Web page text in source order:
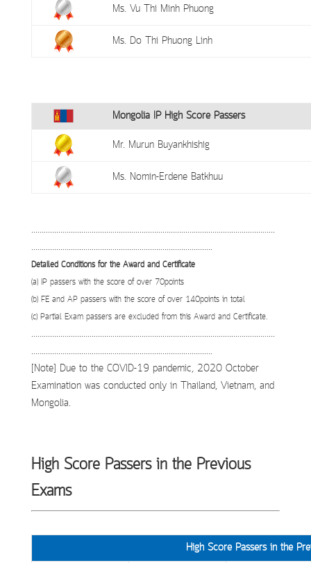
Ms. Vu Thi Minh Phuong
Ms. Do Thi Phuong Linh
Mongolia IP High Score Passers
Mr. Murun Buyankhishig
Ms. Nomin-Erdene Batkhuu
………………………………………………………………………………………………………
……………………..…………………………………………………….
Detailed Conditions for the Award and Certificate
(a) IP passers with the score of over 70points
(b) FE and AP passers with the score of over 140points in total
(c) Partial Exam passers are excluded from this Award and Certificate.
………………………………………………………………………………………………………
……………………..…………………………………………………….
[Note] Due to the COVID-19 pandemic, 2020 October
Examination was conducted only in Thailand, Vietnam, and
Mongolia.
High Score Passers in the Previous
Exams
High Score Passers in the